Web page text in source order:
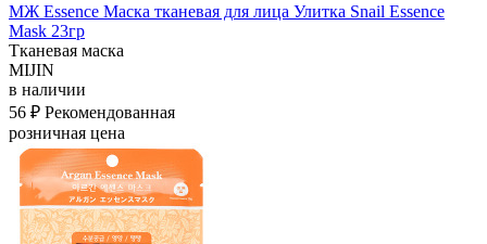
МЖ Essence Маска тканевая для лица Улитка Snail Essence
Mask 23гр
Тканевая маска
MIJIN
в наличии
56 ₽ Рекомендованная
розничная цена